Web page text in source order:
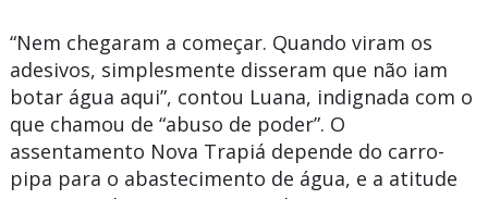
“Nem chegaram a começar. Quando viram os
adesivos, simplesmente disseram que não iam
botar água aqui”, contou Luana, indignada com o
que chamou de “abuso de poder”. O
assentamento Nova Trapiá depende do carro-
pipa para o abastecimento de água, e a atitude